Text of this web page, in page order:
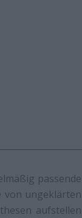
passende
von ungeklärten
aufstellen